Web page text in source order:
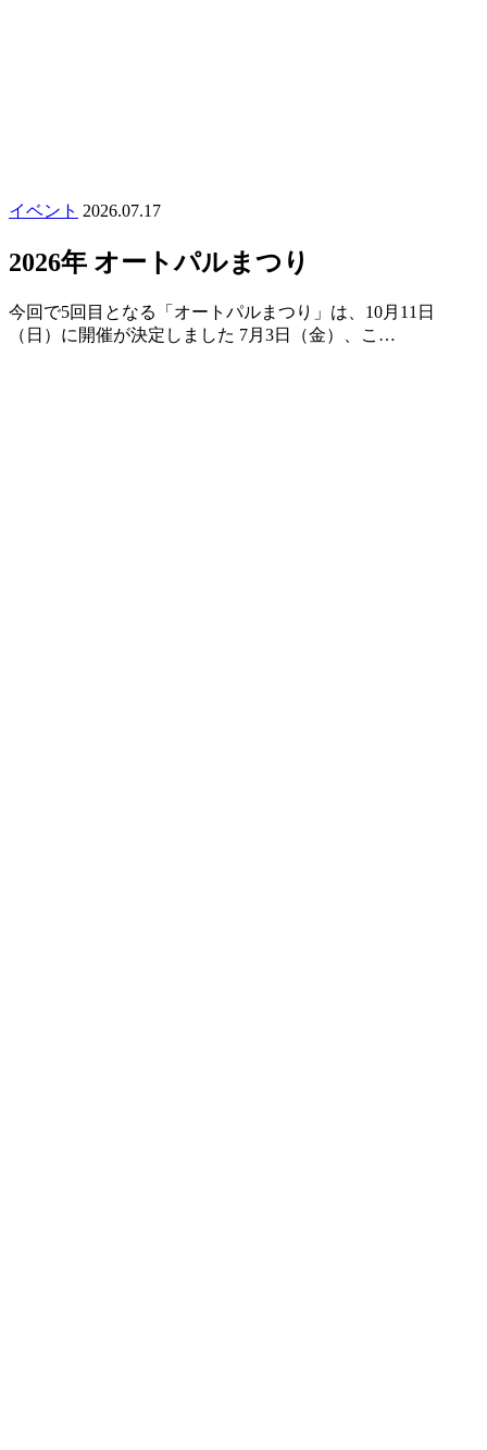
イベント 2026.07.17
2026年 オートパルまつり
今回で5回目となる「オートパルまつり」は、10月11日
（日）に開催が決定しました 7月3日（金）、こ…